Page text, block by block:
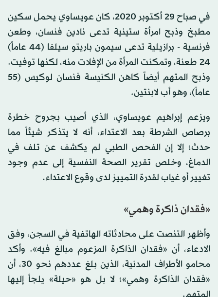
في صباح 29 أكتوبر 2020، كان عويساوي يحمل سكين
مطبخ وذبح امرأة ستينية تدعى نادين فنسان، وطعن
فرنسية - برازيلية تدعى سيمون باريتو سيلفا (44 عاماً)
24 طعنة، وتمكنت المرأة من الإفلات منه، لكنها توفيت.
وذبح المتهم أيضاً كاهن الكنيسة فنسان لوكيس (55
عاماً)، وهو أب لابنتين.
ويزعم إبراهيم عويساوي، الذي أصيب بجروح خطرة
برصاص الشرطة بعد الاعتداء، أنه لا يتذكر شيئاً مما
حدث؛ إلا إن الفحص الطبي لم يكشف عن تلف في
الدماغ، وخلص تقرير الصحة النفسية إلى عدم وجود
تغيير أو غياب لقدرة التمييز لدى وقوع الاعتداء.
«فقدان ذاكرة وهمي»
وأظهر التنصت على محادثاته الهاتفية في السجن، وفق
الادعاء، أن «فقدان الذاكرة المزعوم مبالغ فيه». وأكد
محامو الأطراف المدنية، الذين بلغ عددهم نحو 30، أن
«فقدان الذاكرة وهمي»؛ لا بل هو «حيلة» يلجأ إليها
المتهم.